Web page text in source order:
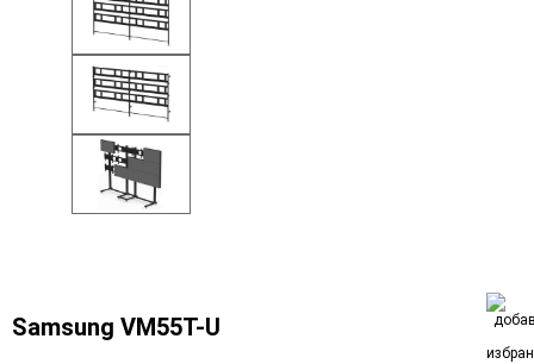
Samsung VM55T-U